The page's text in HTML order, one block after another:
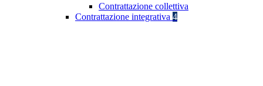
Contrattazione collettiva
Contrattazione integrativa 4